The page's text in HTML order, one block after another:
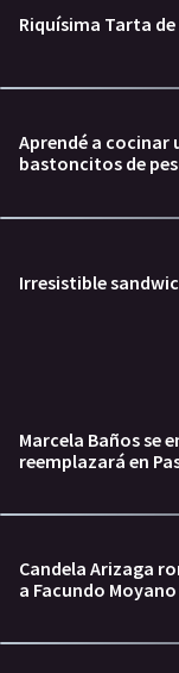
Riquísima Tarta
Aprendé a cocinar
bastoncitos de
Irresistible
Marcela Baños se
reemplazará en
Candela Arizaga
a Facundo Moyano